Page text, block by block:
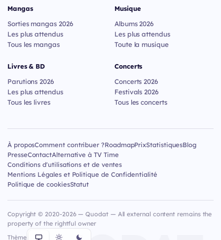
Mangas
Sorties mangas 2026
Les plus attendus
Tous les mangas
Livres & BD
Parutions 2026
Les plus attendus
Tous les livres
Musique
Albums 2026
Les plus attendus
Toute la musique
Concerts
Concerts 2026
Festivals 2026
Tous les concerts
À proposComment contribuer ?RoadmapPrixStatistiquesBlog
PresseContactAlternative à TV Time
Conditions d'utilisations et de ventes
Mentions Légales et Politique de Confidentialité
Politique de cookiesStatut
Copyright © 2020-2026 — Quodat — All external content remains the
property of the rightful owner
Thème